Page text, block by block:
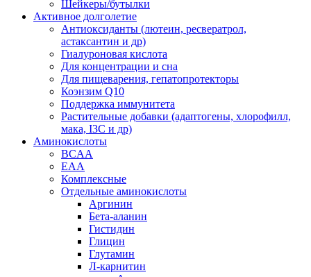
Шейкеры/бутылки
Активное долголетие
Антиоксиданты (лютеин, ресвератрол,
астаксантин и др)
Гиалуроновая кислота
Для концентрации и сна
Для пищеварения, гепатопротекторы
Коэнзим Q10
Поддержка иммунитета
Растительные добавки (адаптогены, хлорофилл,
мака, I3C и др)
Аминокислоты
BCAA
EAA
Комплексные
Отдельные аминокислоты
Аргинин
Бета-аланин
Гистидин
Глицин
Глутамин
Л-карнитин